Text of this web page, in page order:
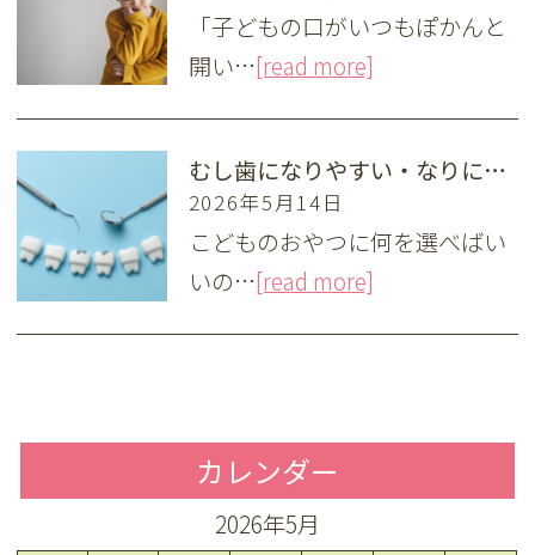
「子どもの口がいつもぽかんと
開い…[read more]
むし歯になりやすい・なりにくい食べ物とは？ お菓子やおやつの選び方
2026年5月14日
こどものおやつに何を選べばい
いの…[read more]
カレンダー
2026年5月